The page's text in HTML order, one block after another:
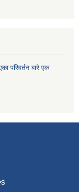
परिवर्तन बारे एक